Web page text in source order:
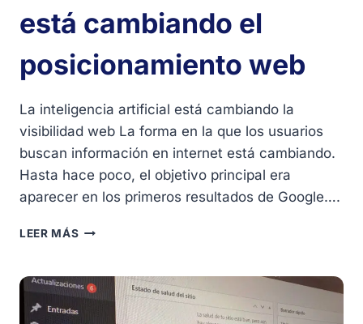
está cambiando el
posicionamiento web
La inteligencia artificial está cambiando la
visibilidad web La forma en la que los usuarios
buscan información en internet está cambiando.
Hasta hace poco, el objetivo principal era
aparecer en los primeros resultados de Google….
LEER MÁSSEO
CÓMO
LA
INTELIGENCIA